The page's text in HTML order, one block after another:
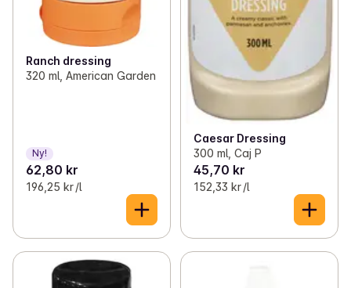
Ranch dressing
320 ml, American Garden
Ny!
62,80 kr
196,25 kr /l
Caesar Dressing
300 ml, Caj P
45,70 kr
152,33 kr /l